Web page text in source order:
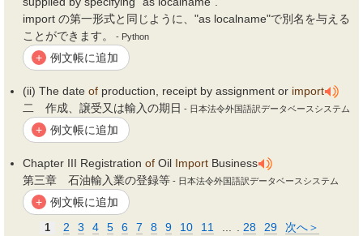
import の第一形式と同じように、"as localname"で別名を与える
ことができます。
- Python
+ 例文帳に追加
(ii) The date of production, receipt by assignment or import
二 作成、譲受又は輸入の期日 - 日本法令外国語訳データベースシステム
+ 例文帳に追加
Chapter III Registration of Oil Import Business
第三章 石油輸入業の登録等 - 日本法令外国語訳データベースシステム
+ 例文帳に追加
1 2 3 4 5 6 7 8 9 10 11 28 29 次へ＞